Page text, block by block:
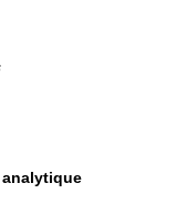
analytique